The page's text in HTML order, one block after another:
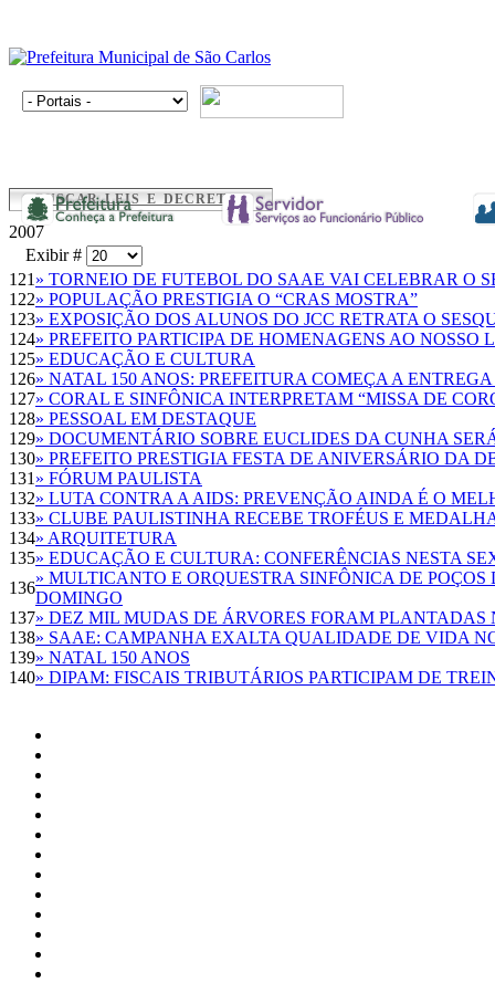
BUSCAR LEIS E DECRETOS
2007
Exibir #
121 » TORNEIO DE FUTEBOL DO SAAE VAI CELEBRAR O
122» POPULAÇÃO PRESTIGIA O “CRAS MOSTRA”
123» EXPOSIÇÃO DOS ALUNOS DO JCC RETRATA O
124» PREFEITO PARTICIPA DE HOMENAGENS AO NOSSO
125» EDUCAÇÃO E CULTURA
126» NATAL 150 ANOS: PREFEITURA COMEÇA A
127» CORAL E SINFÔNICA INTERPRETAM “MISSA DE
128» PESSOAL EM DESTAQUE
129» DOCUMENTÁRIO SOBRE EUCLIDES DA CUNHA
130» PREFEITO PRESTIGIA FESTA DE ANIVERSÁRIO DA
131 » FÓRUM PAULISTA
132» LUTA CONTRA A AIDS: PREVENÇÃO AINDA É O
133» CLUBE PAULISTINHA RECEBE TROFÉUS E
134» ARQUITETURA
135» EDUCAÇÃO E CULTURA: CONFERÊNCIAS NESTA
136
» MULTICANTO E ORQUESTRA SINFÔNICA DE
DOMINGO
137» DEZ MIL MUDAS DE ÁRVORES FORAM PLANTADAS
138» SAAE: CAMPANHA EXALTA QUALIDADE DE VIDA
139» NATAL 150 ANOS
140» DIPAM: FISCAIS TRIBUTÁRIOS PARTICIPAM DE